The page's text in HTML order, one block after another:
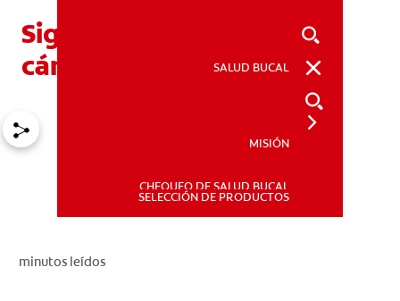
SALUD BUCAL
MISIÓN
CHEQUEO DE SALUD BUCAL
SELECCIÓN DE PRODUCTOS
Signos tempranos del
cáncer de boca
minutos leídos